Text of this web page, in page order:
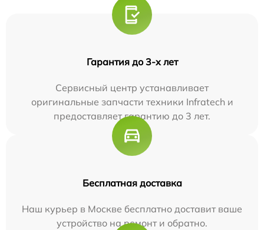
Гарантия до 3-х лет
Сервисный центр устанавливает
оригинальные запчасти техники Infratech и
предоставляет гарантию до 3 лет.
Бесплатная доставка
Наш курьер в Москве бесплатно доставит ваше
устройство на ремонт и обратно.